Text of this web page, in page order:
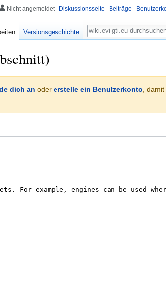
dich an oder erstelle ein Benutzerkonto, damit
Nicht angemeldet Diskussionsseite Beiträge
Versionsgeschichte
Suche